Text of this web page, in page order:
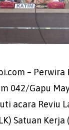
– Perwira
042/Gapu
acara Reviu
Satuan Kerja